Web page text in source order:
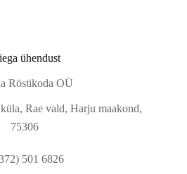
ühendust
Röstikoda OÜ
Rae vald, Harju maakond,
75306
501 6826